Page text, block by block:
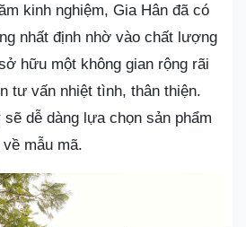
kinh nghiệm, Gia Hân đã có
nhất định nhờ vào chất lượng
hữu một không gian rộng rãi
tư vấn nhiệt tình, thân thiện.
sẽ dễ dàng lựa chọn sản phẩm
mẫu mã.